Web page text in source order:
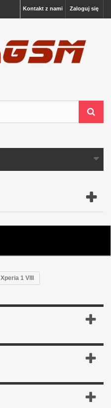
Zaloguj się
Kontakt z nami
Xperia 1 VIII